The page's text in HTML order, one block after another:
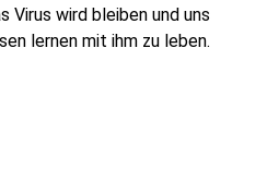
Virus wird bleiben und uns
lernen mit ihm zu leben.